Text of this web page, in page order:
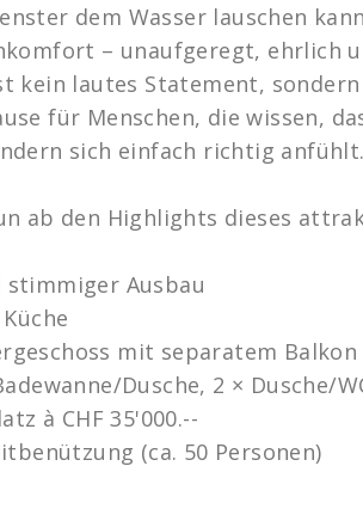
dem Wasser lauschen
– unaufgeregt, ehrlich
kein lautes Statement,
für Menschen, die wissen,
sich einfach richtig anfühlt.
ab den Highlights dieses
Ausbau
mit separatem Balkon
Dusche, 2 × Dusche/
à CHF 35'000.--
(ca. 50 Personen)